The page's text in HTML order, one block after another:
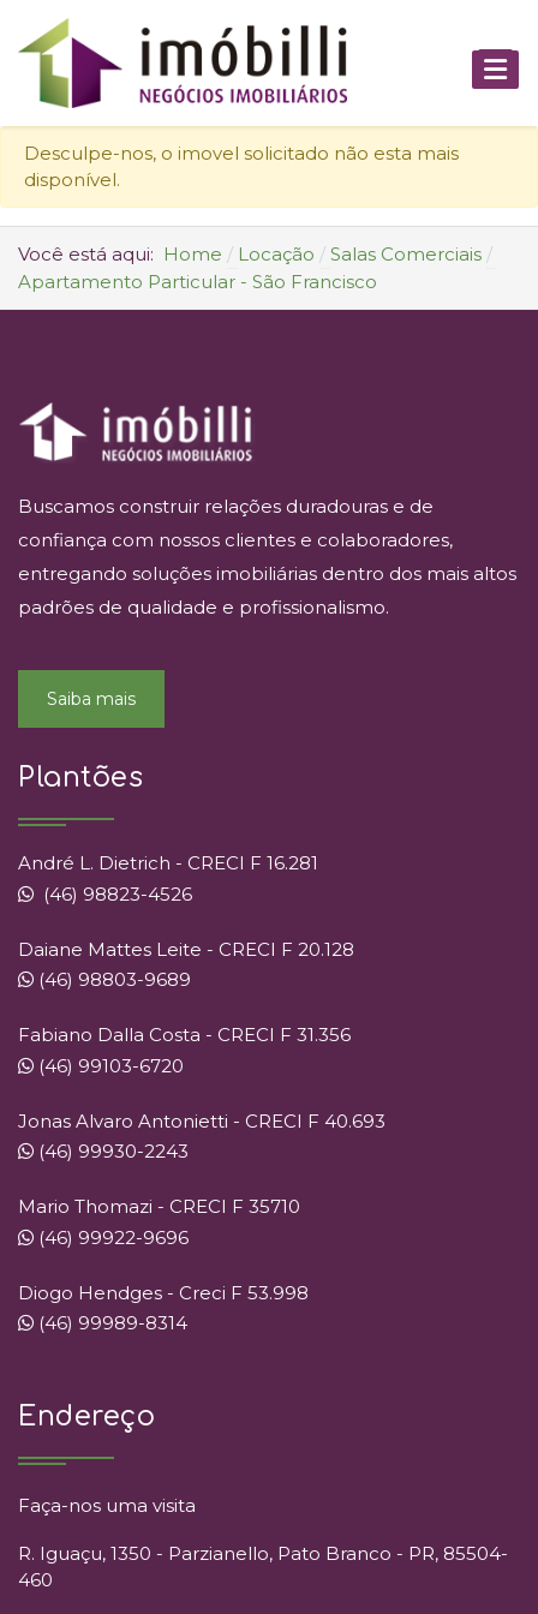
Desculpe-nos, o imovel solicitado não esta mais
disponível.
Você está aqui: Home Locação
Salas Comerciais
Apartamento Particular - São Francisco
Buscamos construir relações duradouras e de
confiança com nossos clientes e colaboradores,
entregando soluções imobiliárias dentro dos mais altos
padrões de qualidade e profissionalismo.
Saiba mais
Plantões
André L. Dietrich - CRECI F 16.281
(46) 98823-4526
Daiane Mattes Leite - CRECI F 20.128
(46) 98803-9689
Fabiano Dalla Costa - CRECI F 31.356
(46) 99103-6720
Jonas Alvaro Antonietti - CRECI F 40.693
(46) 99930-2243
Mario Thomazi - CRECI F 35710
(46) 99922-9696
Diogo Hendges - Creci F 53.998
(46) 99989-8314
Endereço
Faça-nos uma visita
R. Iguaçu, 1350 - Parzianello, Pato Branco - PR, 85504-
460